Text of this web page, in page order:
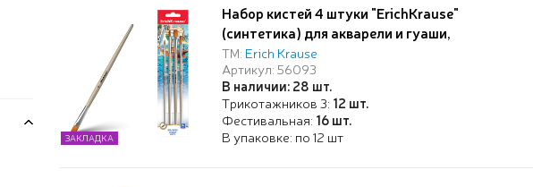
Набор кистей 4 штуки "ErichKrause"
(синтетика) для акварели и гуаши,
ТМ: Erich Krause
Артикул: 56093
В наличии: 28 шт.
Трикотажников 3: 12 шт.
Фестивальная: 16 шт.
В упаковке: по 12 шт
ЗАКЛАДКА